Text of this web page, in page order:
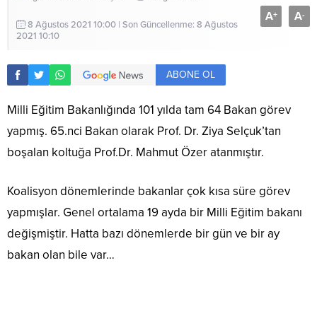
8 Ağustos 2021 10:00 | Son Güncellenme: 8 Ağustos
2021 10:10
A+ A-
ABONE OL
Milli Eğitim Bakanlığında 101 yılda tam 64 Bakan görev
yapmış. 65.nci Bakan olarak Prof. Dr. Ziya Selçuk’tan
boşalan koltuğa Prof.Dr. Mahmut Özer atanmıştır.
Koalisyon dönemlerinde bakanlar çok kısa süre görev
yapmışlar. Genel ortalama 19 ayda bir Milli Eğitim bakanı
değişmiştir. Hatta bazı dönemlerde bir gün ve bir ay
bakan olan bile var…